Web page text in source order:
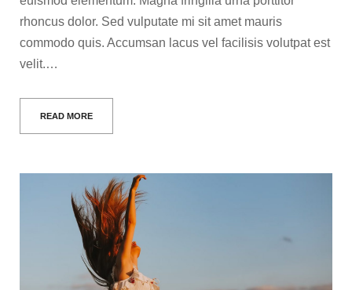
rhoncus dolor. Sed vulputate mi sit amet mauris
commodo quis. Accumsan lacus vel facilisis volutpat est
velit.…
READ MORE